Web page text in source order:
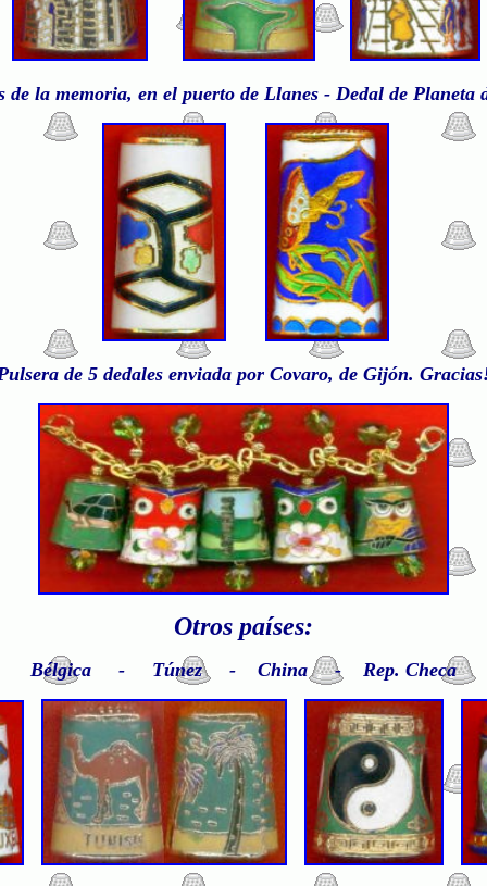
de la memoria, en el puerto de Llanes - Dedal de Planeta
de 5 dedales enviada por Covaro, de Gijón.
Otros países:
Bélgica - Túnez - China - Rep. Checa